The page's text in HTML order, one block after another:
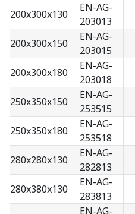
200x300x130
EN-AG-
203013
200x300x150
EN-AG-
203015
200x300x180
EN-AG-
203018
250x350x150
EN-AG-
253515
250x350x180
EN-AG-
253518
280x280x130
EN-AG-
282813
280x380x130
EN-AG-
283813
EN-AG-